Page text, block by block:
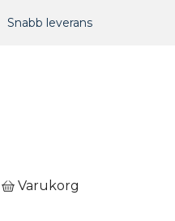
Snabb leverans
Varukorg